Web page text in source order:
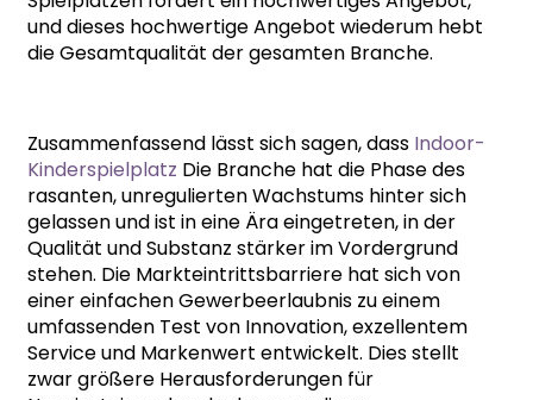
und dieses hochwertige Angebot wiederum hebt
die Gesamtqualität der gesamten Branche.
Zusammenfassend lässt sich sagen, dass Indoor-
Kinderspielplatz Die Branche hat die Phase des
rasanten, unregulierten Wachstums hinter sich
gelassen und ist in eine Ära eingetreten, in der
Qualität und Substanz stärker im Vordergrund
stehen. Die Markteintrittsbarriere hat sich von
einer einfachen Gewerbeerlaubnis zu einem
umfassenden Test von Innovation, exzellentem
Service und Markenwert entwickelt. Dies stellt
zwar größere Herausforderungen für